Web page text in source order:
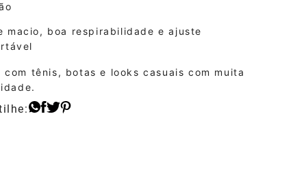
macio, boa respirabilidade e ajuste
com tênis, botas e looks casuais com muita